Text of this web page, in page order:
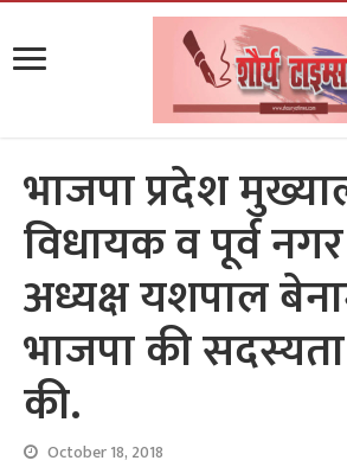
भाजपा प्रदेश
विधायक व पूर्व
अध्यक्ष यशपाल
भाजपा की
की.
October 18, 2018